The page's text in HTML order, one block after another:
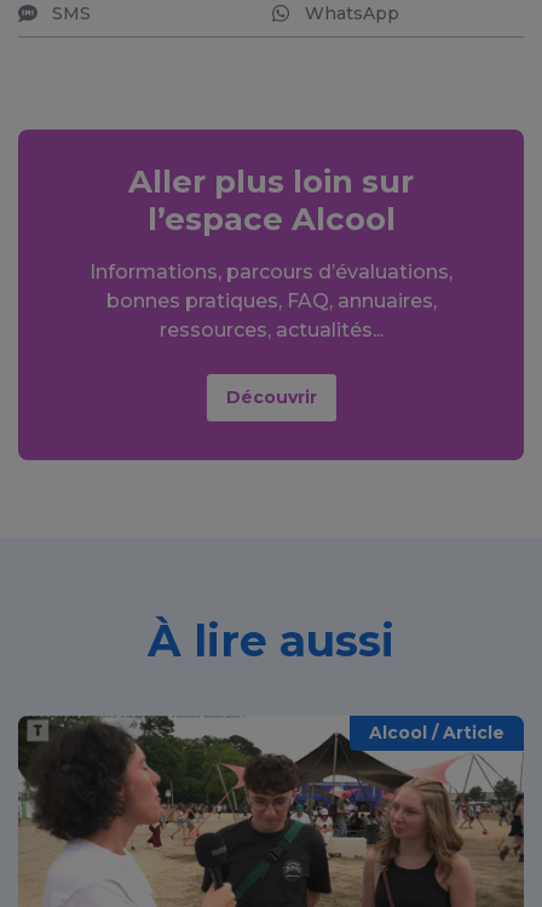
SMS WhatsApp
Aller plus loin sur
l’espace Alcool
Informations, parcours d’évaluations,
bonnes pratiques, FAQ, annuaires,
ressources, actualités...
Découvrir
À lire aussi
Alcool / Article